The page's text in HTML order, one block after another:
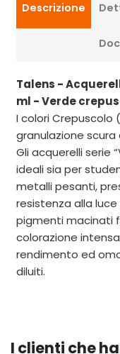
Descrizione
Talens -
ml - Verde
I colori Crepuscolo
granulazione
Gli acquerelli serie
ideali sia per
metalli pesanti,
resistenza alla
pigmenti macinati
colorazione
rendimento ed
diluiti.
I clienti che